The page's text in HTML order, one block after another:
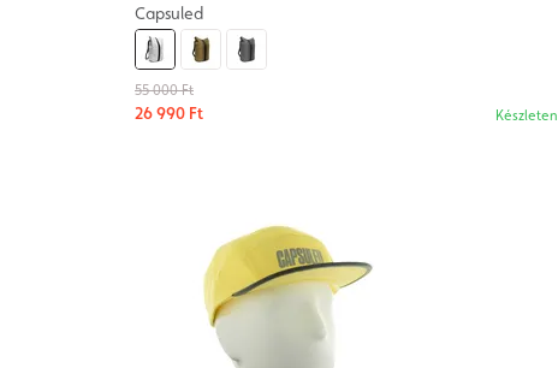
Capsuled
55 000 Ft
26 990 Ft Készleten